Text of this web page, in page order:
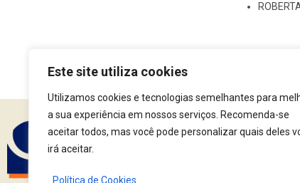
Este site utiliza cookies
Utilizamos cookies e tecnologias semelhantes para
a sua experiência em nossos serviços. Recomenda-se
aceitar todos, mas você pode personalizar quais deles
irá aceitar.
Política de Cookies